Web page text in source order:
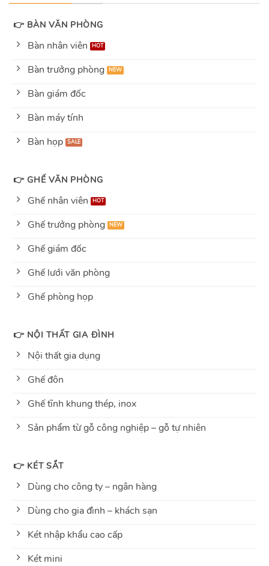
👉 BÀN VĂN PHÒNG
Bàn nhân viên
Bàn trưởng phòng
Bàn giám đốc
Bàn máy tính
Bàn họp
👉 GHẾ VĂN PHÒNG
Ghế nhân viên
Ghế trưởng phòng
Ghế giám đốc
Ghế lưới văn phòng
Ghế phòng họp
👉 NỘI THẤT GIA ĐÌNH
Nội thất gia dụng
Ghế đôn
Ghế tĩnh khung thép, inox
Sản phẩm từ gỗ công nghiệp – gỗ tự nhiên
👉 KÉT SẮT
Dùng cho công ty – ngân hàng
Dùng cho gia đình – khách sạn
Két nhập khẩu cao cấp
Két mini